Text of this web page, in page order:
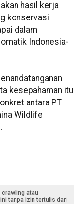
hasil kerja
konservasi
dalam
Indonesia-
kesepahaman itu
antara PT
Wildlife
crawling atau
tanpa izin tertulis dari